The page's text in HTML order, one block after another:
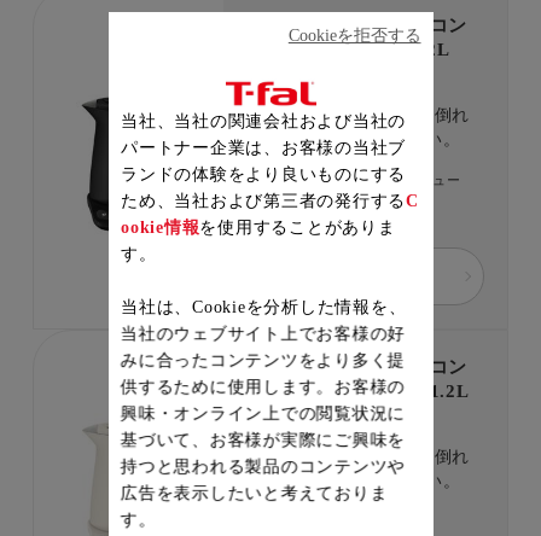
ジャスティン ロック コン
トロール ブラック 1.2L
製品品番：KO823NJP
8段階の温度調節機能。倒れ
てもお湯がこぼれにくい。
1件のレビュー
￥11,500
ジャスティン ロック コン
トロール アイボリー 1.2L
製品品番：KO823AJP
8段階の温度調節機能。倒れ
てもお湯がこぼれにくい。
当社、当社の関連会社および当社の
パートナー企業は、お客様の当社ブ
ランドの体験をより良いものにする
ため、当社および第三者の発行するC
ookie情報を使用することがありま
す。
当社は、Cookieを分析した情報を、
当社のウェブサイト上でお客様の好
みに合ったコンテンツをより多く提
供するために使用します。お客様の
興味・オンライン上での閲覧状況に
基づいて、お客様が実際にご興味を
持つと思われる製品のコンテンツや
広告を表示したいと考えておりま
す。
Cookieを拒否する